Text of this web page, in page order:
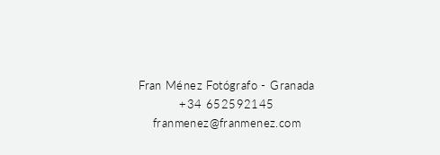
Fran Ménez Fotógrafo - Granada
+34 652592145
franmenez@franmenez.com